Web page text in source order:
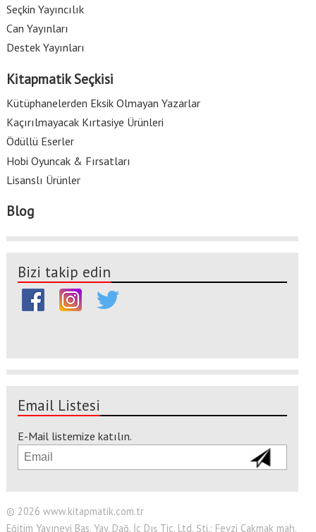
Seçkin Yayıncılık
Can Yayınları
Destek Yayınları
Kitapmatik Seçkisi
Kütüphanelerden Eksik Olmayan Yazarlar
Kaçırılmayacak Kırtasiye Ürünleri
Ödüllü Eserler
Hobi Oyuncak & Fırsatları
Lisanslı Ürünler
Blog
Bizi takip edin
Email Listesi
E-Mail listemize katılın.
© 2026 www.kitapmatik.com.tr
Eğitim Yayınevi Bas. Yay. Dağ. İç Dış Tic. Ltd. Şti.: Fevzi Çakmak mah.